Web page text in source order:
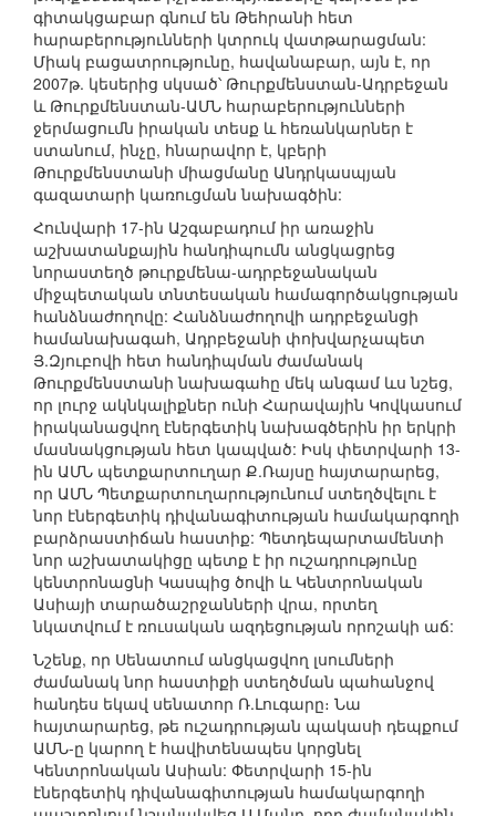
գիտակցաբար գնում են Թեհրանի հետ
հարաբերությունների կտրուկ վատթարացման:
Միակ բացատրությունը, հավանաբար, այն է, որ
2007թ. կեսերից սկսած՝ Թուրքմենստան-Ադրբեջան
և Թուրքմենստան-ԱՄՆ հարաբերությունների
ջերմացումն իրական տեսք և հեռանկարներ է
ստանում, ինչը, հնարավոր է, կբերի
Թուրքմենստանի միացմանը Անդրկասպյան
գազատարի կառուցման նախագծին:
Հունվարի 17-ին Աշգաբադում իր առաջին
աշխատանքային հանդիպումն անցկացրեց
նորաստեղծ թուրքմենա-ադրբեջանական
միջպետական տնտեսական համագործակցության
հանձնաժողովը: Հանձնաժողովի ադրբեջանցի
համանախագահ, Ադրբեջանի փոխվարչապետ
Յ.Զյուբովի հետ հանդիպման ժամանակ
Թուրքմենստանի նախագահը մեկ անգամ ևս նշեց,
որ լուրջ ակնկալիքներ ունի Հարավային Կովկասում
իրականացվող էներգետիկ նախագծերին իր երկրի
մասնակցության հետ կապված: Իսկ փետրվարի 13-
ին ԱՄՆ պետքարտուղար Ք.Ռայսը հայտարարեց,
որ ԱՄՆ Պետքարտուղարությունում ստեղծվելու է
նոր էներգետիկ դիվանագիտության համակարգողի
բարձրաստիճան հաստիք: Պետդեպարտամենտի
նոր աշխատակիցը պետք է իր ուշադրությունը
կենտրոնացնի Կասպից ծովի և Կենտրոնական
Ասիայի տարածաշրջանների վրա, որտեղ
նկատվում է ռուսական ազդեցության որոշակի աճ:
Նշենք, որ Սենատում անցկացվող լսումների
ժամանակ նոր հաստիքի ստեղծման պահանջով
հանդես եկավ սենատոր Ռ.Լուգարը։ Նա
հայտարարեց, թե ուշադրության պակասի դեպքում
ԱՄՆ-ը կարող է հավիտենապես կորցնել
Կենտրոնական Ասիան: Փետրվարի 15-ին
էներգետիկ դիվանագիտության համակարգողի